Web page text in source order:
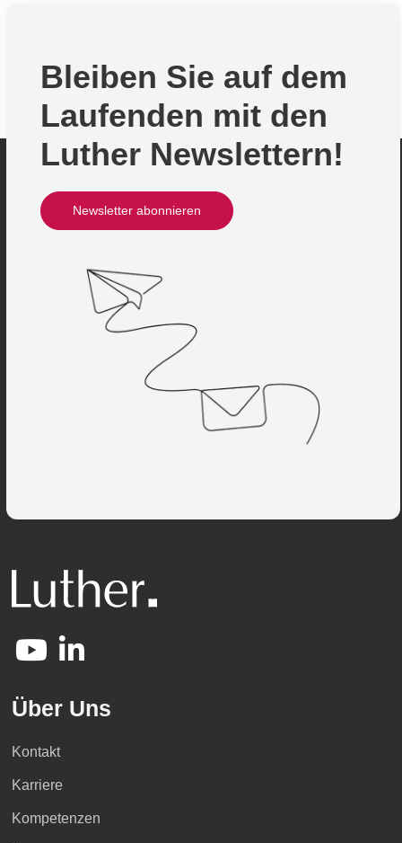
Bleiben Sie auf dem
Laufenden mit den
Luther Newslettern!
Newsletter abonnieren
Über Uns
Kontakt
Karriere
Kompetenzen